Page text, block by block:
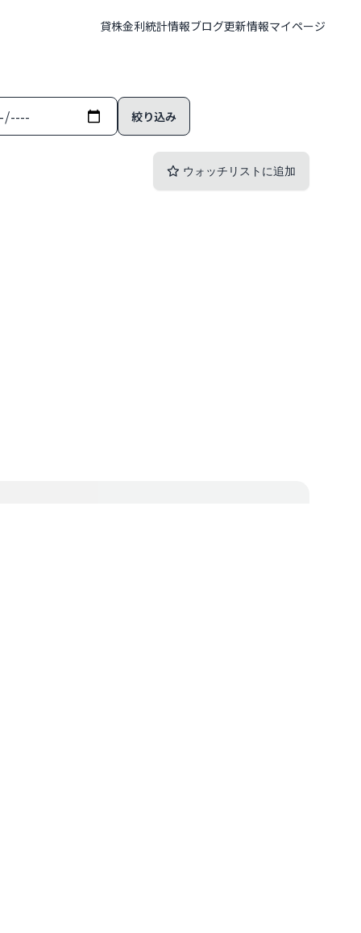
貸株金利統計情報ブログ更新情報マイページ
ウォッチリストに追加